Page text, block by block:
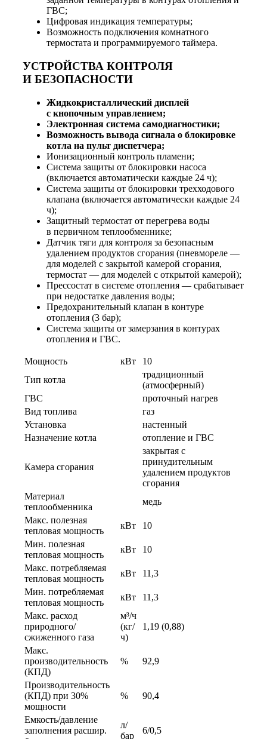
ГВС;
Цифровая индикация температуры;
Возможность подключения комнатного
термостата и программируемого таймера.
УСТРОЙСТВА КОНТРОЛЯ
И БЕЗОПАСНОСТИ
Жидкокристаллический дисплей
с кнопочным управлением;
Электронная система самодиагностики;
Возможность вывода сигнала о блокировке
котла на пульт диспетчера;
Ионизационный контроль пламени;
Система защиты от блокировки насоса
(включается автоматически каждые 24 ч);
Система защиты от блокировки трехходового
клапана (включается автоматически каждые 24
ч);
Защитный термостат от перегрева воды
в первичном теплообменнике;
Датчик тяги для контроля за безопасным
удалением продуктов сгорания (пневмореле —
для моделей с закрытой камерой сгорания,
термостат — для моделей с открытой камерой);
Прессостат в системе отопления — срабатывает
при недостатке давления воды;
Предохранительный клапан в контуре
отопления (3 бар);
Система защиты от замерзания в контурах
отопления и ГВС.
Мощность кВт
10
Тип котла
традиционный
(атмосферный)
ГВС
проточный нагрев
Вид топлива
газ
Установка
настенный
Назначение котла
отопление и ГВС
Камера сгорания
закрытая с
принудительным
удалением продуктов
сгорания
Материал
теплообменника
медь
Макс. полезная
тепловая мощность
кВт
10
Мин. полезная
тепловая мощность
кВт
10
Макс. потребляемая
тепловая мощность
кВт
11,3
Мин. потребляемая
тепловая мощность
кВт
11,3
Макс. расход
природного/
сжиженного газа
м³/ч
(кг/
ч)
1,19 (0,88)
Макс.
производительность
(КПД)
% 92,9
Производительность
(КПД) при 30%
мощности
% 90,4
Емкость/давление
заполнения расшир.
л/
бар
6/0,5